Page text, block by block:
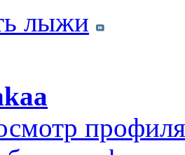
лыжи
профиля